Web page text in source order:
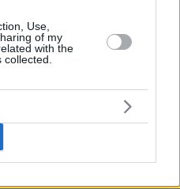
Use,
of my
with the
υλικού
ΑΙΜΟΚΑΘΑΡΣΗΣ